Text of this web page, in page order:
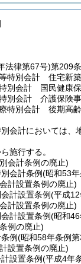
法律第67号)第209
特別会計 住宅新
別会計 国民健康
別会計 介護保険
特別会計 後期高
会計においては、
施行する。
会計条例の廃止)
会計条例(昭和53
計設置条例の廃止)
計設置条例(平成
計設置条例の廃止)
計設置条例(昭和
例の廃止)
例(昭和58年条例
設置条例の廃止)
設置条例(平成4年